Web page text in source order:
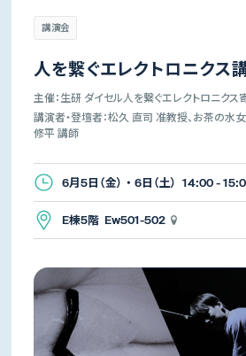
講演会・演奏会 体験
講演会
人を繋ぐエレクトロニクス
主催：生研 ダイセル人を繋ぐエレクトロニクス
講演者・登壇者：松久 直司 准教授、お茶の水
修平 講師
6月5日（金） ・ 6日（土） 14:00 -
E棟5階 Ew501-502